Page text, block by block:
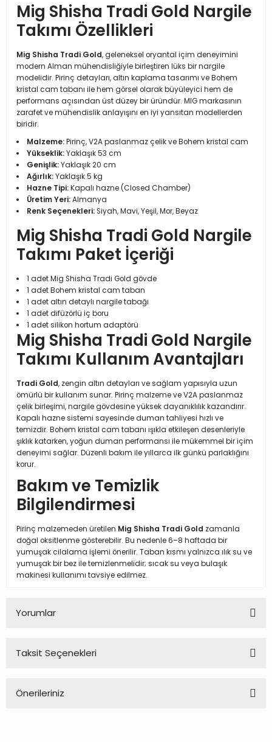
Mig Shisha Tradi Gold Nargile
Takımı Özellikleri
Mig Shisha Tradi Gold, geleneksel oryantal içim deneyimini
modern Alman mühendisliğiyle birleştiren lüks bir nargile
modelidir. Pirinç detayları, altın kaplama tasarımı ve Bohem
kristal cam tabanı ile hem görsel olarak büyüleyici hem de
performans açısından üst düzey bir üründür. MIG markasının
zarafet ve mühendislik anlayışını en iyi yansıtan modellerden
biridir.
Malzeme:Pirinç, V2A paslanmaz çelik ve Bohem kristal cam
Yükseklik:Yaklaşık 53 cm
Genişlik:Yaklaşık 20 cm
Ağırlık:Yaklaşık 5 kg
Hazne Tipi:Kapalı hazne (Closed Chamber)
Üretim Yeri:Almanya
Renk Seçenekleri:Siyah, Mavi, Yeşil, Mor, Beyaz
Mig Shisha Tradi Gold Nargile
Takımı Paket İçeriği
1 adet Mig Shisha Tradi Gold gövde
1 adet Bohem kristal cam taban
1 adet altın detaylı nargile tabağı
1 adet difüzörlü iç boru
1 adet silikon hortum adaptörü
Mig Shisha Tradi Gold Nargile
Takımı Kullanım Avantajları
Tradi Gold, zengin altın detayları ve sağlam yapısıyla uzun
ömürlü bir kullanım sunar. Pirinç malzeme ve V2A paslanmaz
çelik birleşimi, nargile gövdesine yüksek dayanıklılık kazandırır.
Kapalı hazne sistemi sayesinde duman tahliyesi hızlı ve
temizdir. Bohem kristal cam tabanı ışıkla etkileşen desenleriyle
şıklık katarken, yoğun duman performansı ile mükemmel bir içim
deneyimi sağlar. Düzenli bakım ile yıllarca ilk günkü parlaklığını
korur.
Bakım ve Temizlik
Bilgilendirmesi
Pirinç malzemeden üretilen Mig Shisha Tradi Gold zamanla
doğal oksitlenme gösterebilir. Bu nedenle 6–8 haftada bir
yumuşak cilalama işlemi önerilir. Taban kısmı yalnızca ılık su ve
yumuşak bir bez ile temizlenmelidir; sıcak su veya bulaşık
makinesi kullanımı tavsiye edilmez.
Yorumlar
Taksit Seçenekleri
Önerileriniz